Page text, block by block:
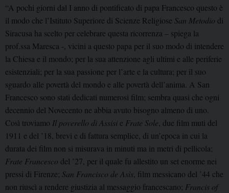
“A pochi giorni dal I anno di pontificato di papa Francesco questo è
il modo che l’Istituto Superiore di Scienze Religiose San Metodio di
Siracusa ha scelto per celebrare questa ricorrenza – spiega la
prof.ssa Maresca -, vicini a questo papa per il suo modo di intendere
la Chiesa e il mondo; per la sua attenzione agli ultimi e alle periferie
esistenziali; per la sua passione per l’arte e la cultura; per il suo
sguardo alle povertà del mondo e alle povertà dell’anima. A San
Francesco sono stati dedicati numerosi film; sembra quasi che ogni
decennio del Novecento ne abbia avuto bisogno almeno di uno.
Così troviamo Il poverello di Assisi e Frate Sole , due film muti del
1911 e del ’18, brevi e di fattura semplice, di un’epoca in cui la
durata dei film non si misurava in minuti ma in metri di pellicola;
Frate Francesco del ’27, per il quale fu allestito un set enorme nei
pressi di Firenze; San Francisco de Asìs , film messicano del ’44 che
non riuscì a rendere giustizia al messaggio francescano; Francis of